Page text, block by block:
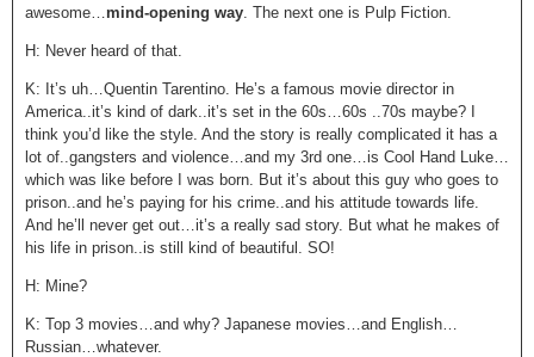
awesome…mind-opening way. The next one is Pulp Fiction.
H: Never heard of that.
K: It’s uh…Quentin Tarentino. He’s a famous movie director in
America..it’s kind of dark..it’s set in the 60s…60s ..70s maybe? I
think you’d like the style. And the story is really complicated it has a
lot of..gangsters and violence…and my 3rd one…is Cool Hand Luke…
which was like before I was born. But it’s about this guy who goes to
prison..and he’s paying for his crime..and his attitude towards life.
And he’ll never get out…it’s a really sad story. But what he makes of
his life in prison..is still kind of beautiful. SO!
H: Mine?
K: Top 3 movies…and why? Japanese movies…and English…
Russian…whatever.